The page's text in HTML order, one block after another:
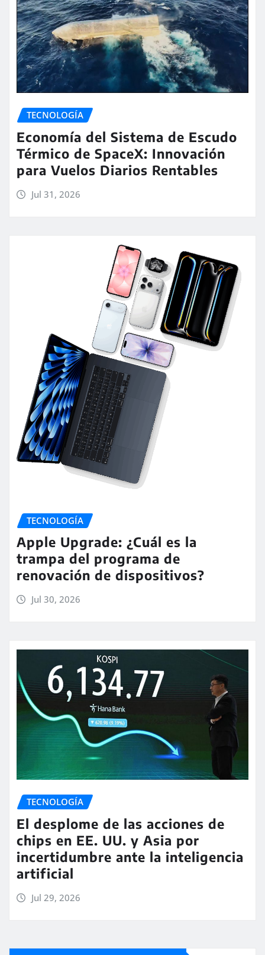
TECNOLOGÍA
Economía del Sistema de Escudo
Térmico de SpaceX: Innovación
para Vuelos Diarios Rentables
Jul 31, 2026
TECNOLOGÍA
Apple Upgrade: ¿Cuál es la
trampa del programa de
renovación de dispositivos?
Jul 30, 2026
TECNOLOGÍA
El desplome de las acciones de
chips en EE. UU. y Asia por
incertidumbre ante la inteligencia
artificial
Jul 29, 2026